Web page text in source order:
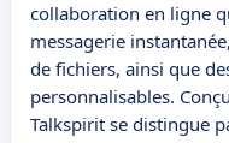
collaboration en ligne
messagerie
de fichiers, ainsi que
personnalisables.
Talkspirit se distingue